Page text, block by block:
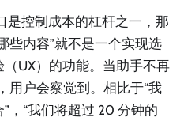
是控制成本的杠杆之一，那
些内容”就不是一个实现选
UX）的功能。当助手不再
用户会察觉到。相比于“我
，“我们将超过 20 分钟的